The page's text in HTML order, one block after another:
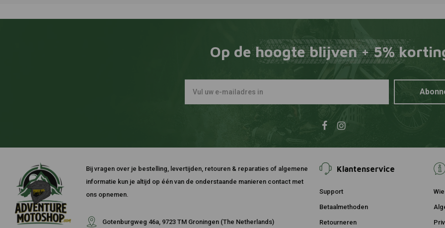
Op de hoogte blijven + 5%
Bij vragen over je bestelling, levertijden, retouren & reparaties of algemene
informatie kun je altijd op één van de onderstaande manieren contact met
ons opnemen.
Gotenburgweg 46a, 9723 TM Groningen (The Netherlands)
Klantenservice
Support
Betaalmethoden
Retourneren